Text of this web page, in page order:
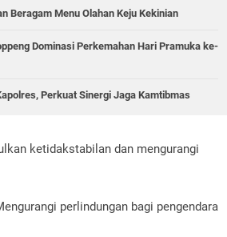
Beragam Menu Olahan Keju Kekinian
Dominasi Perkemahan Hari Pramuka ke-
Perkuat Sinergi Jaga Kamtibmas
ketidakstabilan dan mengurangi
perlindungan bagi pengendara